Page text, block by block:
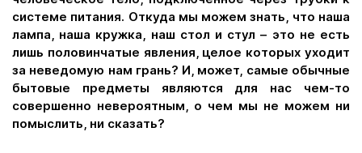
системе питания. Откуда мы можем знать, что наша
лампа, наша кружка, наш стол и стул – это не есть
лишь половинчатые явления, целое которых уходит
за неведомую нам грань? И, может, самые обычные
бытовые предметы являются для нас чем-то
совершенно невероятным, о чем мы не можем ни
помыслить, ни сказать?